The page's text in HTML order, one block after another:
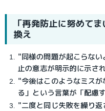
「再発防止に努めて
換え
"同様の問題が起こらな
止の意志が明示的に示され
"今後はこのようなミス
る」という言葉が「配慮
"二度と同じ失敗を繰り